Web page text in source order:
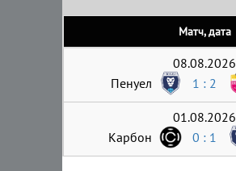
Матч, дата
08.08.2026
Пенуел
1 : 2
01.08.2026
Карбон
0 : 1